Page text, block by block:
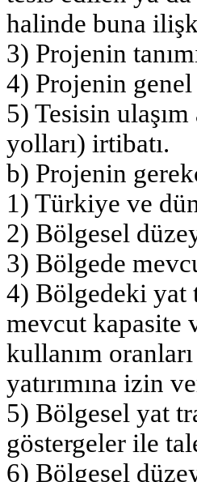
halinde buna
3) Projenin
4) Projenin
5) Tesisin
yolları) irtibatı.
b) Projenin
1) Türkiye ve
2) Bölgesel
3) Bölgede
4) Bölgedeki yat
mevcut kapasite
kullanım
yatırımına izin
5) Bölgesel yat
göstergeler ile
6) Bölgesel